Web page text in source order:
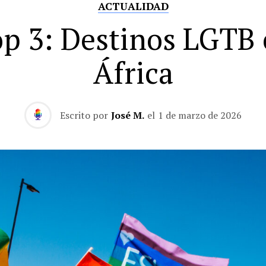
ACTUALIDAD
3: Destinos LGTB
África
Escrito por José M. el 1 de marzo de 2026